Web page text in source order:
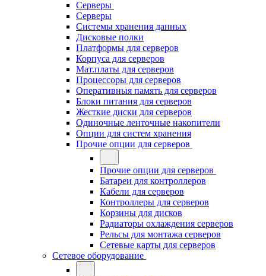
Серверы
Серверы
Системы хранения данных
Дисковые полки
Платформы для серверов
Корпуса для серверов
Мат.платы для серверов
Процессоры для серверов
Оперативныя память для серверов
Блоки питания для серверов
Жесткие диски для серверов
Одиночные ленточные накопители
Опции для систем хранения
Прочие опции для серверов
Прочие опции для серверов
Батареи для контроллеров
Кабели для серверов
Контроллеры для серверов
Корзины для дисков
Радиаторы охлаждения серверов
Рельсы для монтажа серверов
Сетевые карты для серверов
Сетевое оборудование